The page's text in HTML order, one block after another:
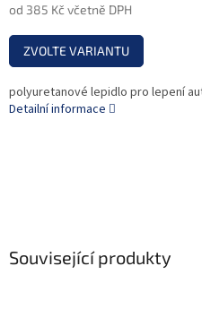
od 385 Kč včetně DPH
Měrná
cena:
ZVOLTE VARIANTU
polyuretanové lepidlo pro lepení
Detailní informace
Související produkty